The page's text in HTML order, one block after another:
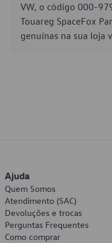
VW, o código 000-
Touareg SpaceFox
genuínas na sua loja
Ajuda
Quem Somos
Atendimento (SAC)
Devoluções e trocas
Perguntas Frequentes
Como comprar